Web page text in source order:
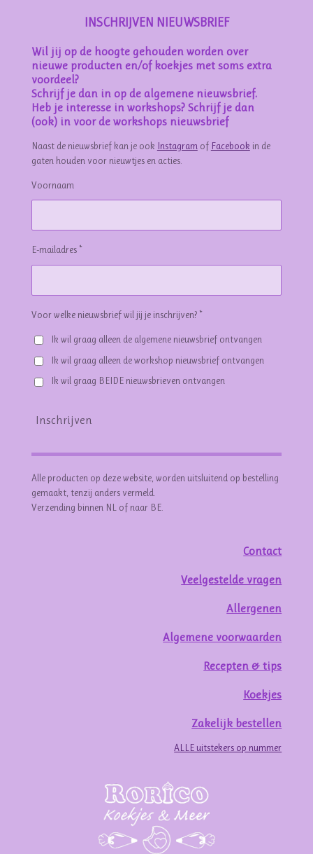
INSCHRIJVEN NIEUWSBRIEF
Wil jij op de hoogte gehouden worden over
nieuwe producten en/of koekjes met soms extra
voordeel?
Schrijf je dan in op de algemene nieuwsbrief.
Heb je interesse in workshops? Schrijf je dan
(ook) in voor de workshops nieuwsbrief
Naast de nieuwsbrief kan je ook Instagram of Facebook in de
gaten houden voor nieuwtjes en acties.
Voornaam
E-mailadres *
Voor welke nieuwsbrief wil jij je inschrijven? *
Ik wil graag alleen de algemene nieuwsbrief ontvangen
Ik wil graag alleen de workshop nieuwsbrief ontvangen
Ik wil graag BEIDE nieuwsbrieven ontvangen
Inschrijven
Alle producten op deze website, worden uitsluitend op bestelling
gemaakt, tenzij anders vermeld.
Verzending binnen NL of naar BE.
Contact
Veelgestelde vragen
Allergenen
Algemene voorwaarden
Recepten & tips
Koekjes
Zakelijk bestellen
ALLE uitstekers op nummer